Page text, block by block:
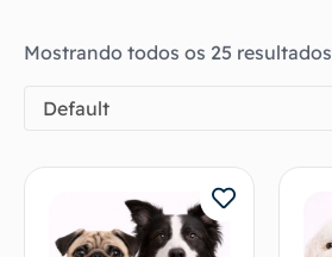
Mostrando todos os 25 resultados
Default